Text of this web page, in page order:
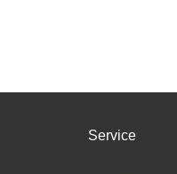
Service